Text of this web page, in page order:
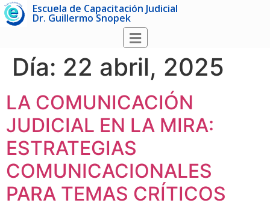
Escuela de Capacitación Judicial
Dr. Guillermo Snopek
Día: 22 abril, 2025
LA COMUNICACIÓN
JUDICIAL EN LA MIRA:
ESTRATEGIAS
COMUNICACIONALES
PARA TEMAS CRÍTICOS